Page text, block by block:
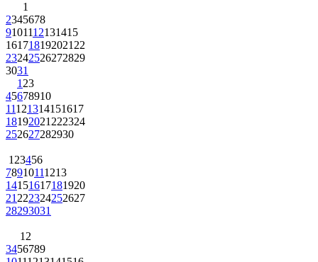
1
2345678
9101112131415
161718192021 22
23242526272829
3031
1 23
45678910
11121314151617
18192021 222324
252627282930
1 23456
78910111213
14151617181920
21 222324252627
28293031
1 2
3456789